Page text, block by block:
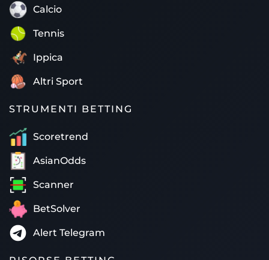
Calcio
Tennis
Ippica
Altri Sport
STRUMENTI BETTING
Scoretrend
AsianOdds
Scanner
BetSolver
Alert Telegram